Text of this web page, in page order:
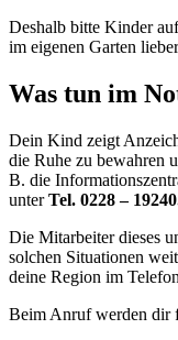
Deshalb bitte Kinder
im eigenen Garten
Was tun im
Dein Kind zeigt
die Ruhe zu bewahren
B. die
unterTel. 0228 –
Die Mitarbeiter dieses
solchen Situationen
deine Region im
Beim Anruf werden dir